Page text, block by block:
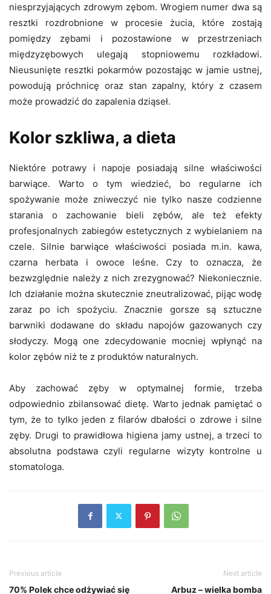
niesprzyjających zdrowym zębom. Wrogiem numer dwa są
resztki rozdrobnione w procesie żucia, które zostają
pomiędzy zębami i pozostawione w przestrzeniach
międzyzębowych ulegają stopniowemu rozkładowi.
Nieusunięte resztki pokarmów pozostając w jamie ustnej,
powodują próchnicę oraz stan zapalny, który z czasem
może prowadzić do zapalenia dziąseł.
Kolor szkliwa, a dieta
Niektóre potrawy i napoje posiadają silne właściwości
barwiące. Warto o tym wiedzieć, bo regularne ich
spożywanie może zniweczyć nie tylko nasze codzienne
starania o zachowanie bieli zębów, ale też efekty
profesjonalnych zabiegów estetycznych z wybielaniem na
czele. Silnie barwiące właściwości posiada m.in. kawa,
czarna herbata i owoce leśne. Czy to oznacza, że
bezwzględnie należy z nich zrezygnować? Niekoniecznie.
Ich działanie można skutecznie zneutralizować, pijąc wodę
zaraz po ich spożyciu. Znacznie gorsze są sztuczne
barwniki dodawane do składu napojów gazowanych czy
słodyczy. Mogą one zdecydowanie mocniej wpłynąć na
kolor zębów niż te z produktów naturalnych.
Aby zachować zęby w optymalnej formie, trzeba
odpowiednio zbilansować dietę. Warto jednak pamiętać o
tym, że to tylko jeden z filarów dbałości o zdrowe i silne
zęby. Drugi to prawidłowa higiena jamy ustnej, a trzeci to
absolutna podstawa czyli regularne wizyty kontrolne u
stomatologa.
Previous article
70% Polek chce odżywiać się
Next article
Arbuz – wielka bomba